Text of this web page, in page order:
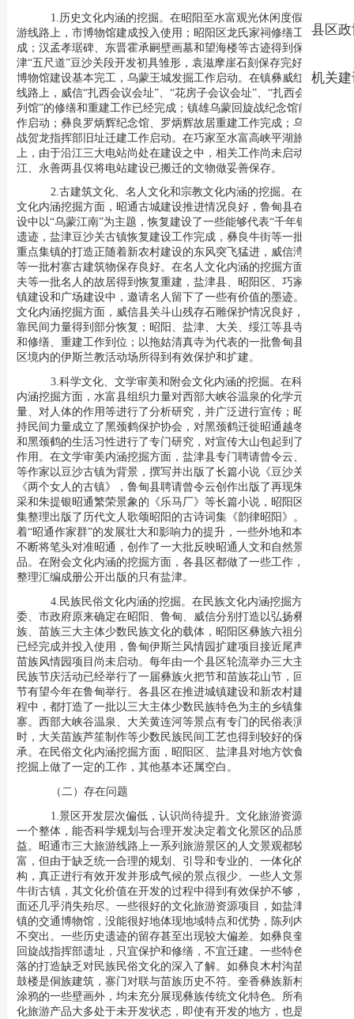
县区政
机关建
1. 历史文化内涵的挖掘。 在昭阳至水富观光休闲度假康体旅
游线路上，市博物馆建成投入使用；昭阳区龙氏家祠修缮工作完
成； 汉孟孝琚碑、东晋霍承嗣壁画墓和望海楼等古迹得到保护；盐
津“五尺道”豆沙关段开发初具雏形，袁滋摩崖石刻保存完好，交通
博物馆建设基本完工，乌蒙王城发掘工作启动。在镇彝威红色旅游
线路上，威信“扎西会议会址”、“花房子会议会址”、“扎西会议陈
列馆”的修缮和重建工作已经完成；镇雄乌蒙回旋战纪念馆前期工
作启动；彝良罗炳辉纪念馆、罗炳辉故居重建工作完成；乌蒙回旋
战贺龙指挥部旧址迁建工作启动。在巧家至水富高峡平湖旅游线路
上，由于沿江三大电站尚处在建设之中，相关工作尚未启动。绥
江、永善两县仅将电站建设已搬迁的文物做妥善保存。
2.古建筑文化、名人文化和宗教文化内涵的挖掘。 在古建筑
文化内涵挖掘方面，昭通古城建设推进情况良好，鲁甸县在城市建
设中以“乌蒙江南”为主题，恢复建设了一些能够代表“千年银都”的
遗迹，盐津豆沙关古镇恢复建设工作完成，彝良牛街等一批古镇和
重点集镇的打造正随着新农村建设的东风突飞猛进，威信湾子苗寨
等一批村寨古建筑物保存良好。在名人文化内涵的挖掘方面，姜亮
夫等一批名人的故居得到恢复重建，盐津县、昭阳区、巧家县在集
镇建设和广场建设中，邀请名人留下了一些有价值的墨迹。在宗教
文化内涵挖掘方面，威信县关斗山残存石雕保护情况良好，寺庙依
靠民间力量得到部分恢复；昭阳、盐津、大关、绥江等县寺庙保护
和修缮、重建工作到位；以拖姑清真寺为代表的一批鲁甸县、昭阳
区境内的伊斯兰教活动场所得到有效保护和扩建。
3.科学文化、文学审美和附会文化内涵的挖掘。 在科学文化
内涵挖掘方面，水富县组织力量对西部大峡谷温泉的化学元素含
量、对人体的作用等进行了分析研究，并广泛进行宣传；昭阳区支
持民间力量成立了黑颈鹤保护协会，对黑颈鹤迁徙昭通越冬的原因
和黑颈鹤的生活习性进行了专门研究，对宣传大山包起到了积极的
作用。在文学审美内涵挖掘方面，盐津县专门聘请曾令云、夏天敏
等作家以豆沙古镇为背景，撰写并出版了长篇小说《豆沙关》、
《两个女人的古镇》，鲁甸县聘请曾令云创作出版了再现朱提银开
采和朱提银昭通繁荣景象的 《乐马厂》等长篇小说，昭阳区文联收
集整理出版了历代文人歌颂昭阳的古诗词集《韵律昭阳》。随
着“昭通作家群”的发展壮大和影响力的提升，一些外地和本地文人
不断将笔头对准昭通，创作了一大批反映昭通人文和自然景观的作
品。在附会文化内涵的挖掘方面，各县区都做了一些工作，但真正
整理汇编成册公开出版的只有盐津。
4.民族民俗文化内涵的挖掘。 在民族文化内涵挖掘方面，市
委、市政府原来确定在昭阳、鲁甸、威信分别打造以弘扬彝族、回
族、苗族三大主体少数民族文化的载体，昭阳区彝族六祖分支广场
已经完成并投入使用，鲁甸伊斯兰风情园扩建项目接近尾声，威信
苗族风情园项目尚未启动。每年由一个县区轮流举办三大主体少数
民族节庆活动已经举行了一届彝族火把节和苗族花山节，回族古邦
节有望今年在鲁甸举行。各县区在推进城镇建设和新农村建设的过
程中，都打造了一批以三大主体少数民族特色为主的乡镇集镇和村
寨。西部大峡谷温泉、大关黄连河等景点有专门的民俗表演。同
时，大关苗族芦笙制作等少数民族民间工艺也得到较好的保护和传
承。在民俗文化内涵挖掘方面，昭阳区、盐津县对地方饮食文化的
挖掘上做了一定的工作，其他基本还属空白。
（二）存在问题
1.景区开发层次偏低，认识尚待提升。 文化旅游资源开发是
一个整体，能否科学规划与合理开发决定着文化景区的品质和效
益。昭通市三大旅游线路上一系列旅游景区的人文景观都较为丰
富，但由于缺乏统一合理的规划、引导和专业的、一体化的管理机
构，真正进行有效开发并形成气候的景点很少。一些人文景观，如
牛街古镇，其文化价值在开发的过程中得到有效保护不够，有的方
面还几乎消失殆尽。一些很好的文化旅游资源项目，如盐津豆沙古
镇的交通博物馆，没能很好地体现地域特点和优势，陈列内容重点
不突出。一些历史遗迹的留存甚至出现较大偏差。如彝良奎香乌蒙
回旋战指挥部遗址，只宜保护和修缮，不宜迁建。一些特色民族村
落的打造缺乏对民族民俗文化的深入了解。如彝良木村沟苗寨中的
鼓楼是侗族建筑，寨门对联与苗族历史不符。奎香彝族新村除墙上
涂鸦的一些壁画外，均未充分展现彝族传统文化特色。所有景区文
化旅游产品大多处于未开发状态，即使有开发的地方，也是低层次